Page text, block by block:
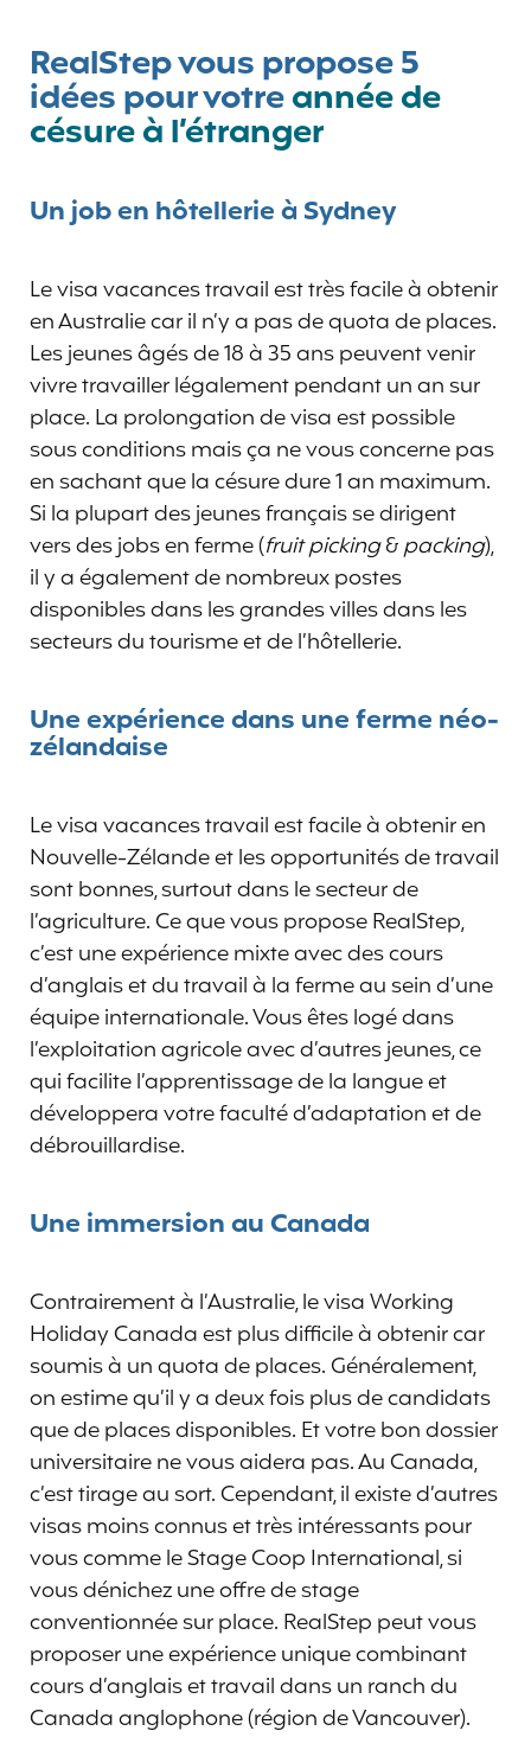
RealStep vous propose 5
idées pour votreannée de
césure à l’étranger
Un job en hôtellerie à Sydney
Le visa vacances travail est très facile à obtenir
en Australie car il n’y a pas de quota de places.
Les jeunes âgés de 18 à 35 ans peuvent venir
vivre travailler légalement pendant un an sur
place. La prolongation de visa est possible
sous conditions mais ça ne vous concerne pas
en sachant que la césure dure 1 an maximum.
Si la plupart des jeunes français se dirigent
vers des jobs en ferme (fruit picking&packing),
il y a également de nombreux postes
disponibles dans les grandes villes dans les
secteurs du tourisme et de l’hôtellerie.
Une expérience dans une ferme néo-
zélandaise
Le visa vacances travail est facile à obtenir en
Nouvelle-Zélande et les opportunités de travail
sont bonnes, surtout dans le secteur de
l’agriculture. Ce que vous propose RealStep,
c’est une expérience mixte avec des cours
d’anglais et du travail à la ferme au sein d’une
équipe internationale. Vous êtes logé dans
l’exploitation agricole avec d’autres jeunes, ce
qui facilite l’apprentissage de la langue et
développera votre faculté d’adaptation et de
débrouillardise.
Une immersion au Canada
Contrairement à l’Australie, le visa Working
Holiday Canada est plus difficile à obtenir car
soumis à un quota de places. Généralement,
on estime qu’il y a deux fois plus de candidats
que de places disponibles. Et votre bon dossier
universitaire ne vous aidera pas. Au Canada,
c’est tirage au sort. Cependant, il existe d’autres
visas moins connus et très intéressants pour
vous comme le Stage Coop International, si
vous dénichez une offre de stage
conventionnée sur place. RealStep peut vous
proposer une expérience unique combinant
cours d’anglais et travail dans un ranch du
Canada anglophone (région de Vancouver).